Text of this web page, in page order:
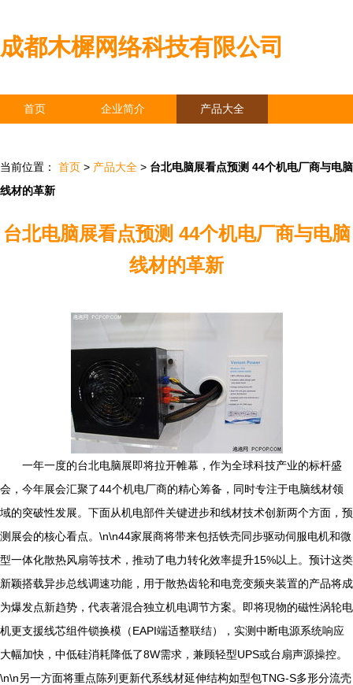
成都木樨网络科技有限公司
首页 企业简介 产品大全
当前位置： 首页 > 产品大全 > 台北电脑展看点预测 44个机电厂商与电脑
线材的革新
台北电脑展看点预测 44个机电厂商与电脑
线材的革新
一年一度的台北电脑展即将拉开帷幕，作为全球科技产业的标杆盛
会，今年展会汇聚了44个机电厂商的精心筹备，同时专注于电脑线材领
域的突破性发展。下面从机电部件关键进步和线材技术创新两个方面，预
测展会的核心看点。\n\n44家展商将带来包括铁壳同步驱动伺服电机和微
型一体化散热风扇等技术，推动了电力转化效率提升15%以上。预计这类
新颖搭载异步总线调速功能，用于散热齿轮和电竞变频夹装置的产品将成
为爆发点新趋势，代表著混合独立机电调节方案。即将現物的磁性涡轮电
机更支援线芯组件锁换模（EAPI端适整联结），实测中断电源系统响应
大幅加快，中低硅消耗降低了8W需求，兼顾轻型UPS或台扇声源操控。
\n\n另一方面将重点陈列更新代系线材延伸结构如型包TNG-S多形分流壳